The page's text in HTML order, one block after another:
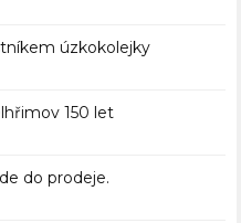
úzkokolejky
150 let
do prodeje.